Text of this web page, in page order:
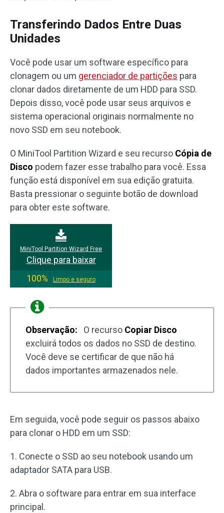
Transferindo Dados Entre Duas
Unidades
Você pode usar um software específico para
clonagem ou um gerenciador de partições para
clonar dados diretamente de um HDD para SSD.
Depois disso, você pode usar seus arquivos e
sistema operacional originais normalmente no
novo SSD em seu notebook.
O MiniTool Partition Wizard e seu recurso Cópia de
Disco podem fazer esse trabalho para você. Essa
função está disponível em sua edição gratuita.
Basta pressionar o seguinte botão de download
para obter este software.
MiniTool Partition Wizard Free
Clique para baixar
100%
Limpo e seguro
Observação: O recurso Copiar Disco
excluirá todos os dados no SSD de destino.
Você deve se certificar de que não há
dados importantes armazenados nele.
Em seguida, você pode seguir os passos abaixo
para clonar o HDD em um SSD:
1. Conecte o SSD ao seu notebook usando um
adaptador SATA para USB.
2. Abra o software para entrar em sua interface
principal.